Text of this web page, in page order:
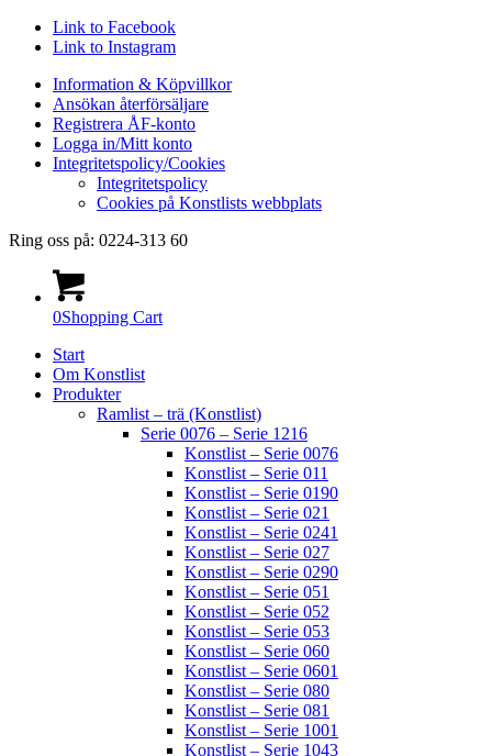
Link to Facebook
Link to Instagram
Information & Köpvillkor
Ansökan återförsäljare
Registrera ÅF-konto
Logga in/Mitt konto
Integritetspolicy/Cookies
Integritetspolicy
Cookies på Konstlists webbplats
Ring oss på: 0224-313 60
0Shopping Cart
Start
Om Konstlist
Produkter
Ramlist – trä (Konstlist)
Serie 0076 – Serie 1216
Konstlist – Serie 0076
Konstlist – Serie 011
Konstlist – Serie 0190
Konstlist – Serie 021
Konstlist – Serie 0241
Konstlist – Serie 027
Konstlist – Serie 0290
Konstlist – Serie 051
Konstlist – Serie 052
Konstlist – Serie 053
Konstlist – Serie 060
Konstlist – Serie 0601
Konstlist – Serie 080
Konstlist – Serie 081
Konstlist – Serie 1001
Konstlist – Serie 1043